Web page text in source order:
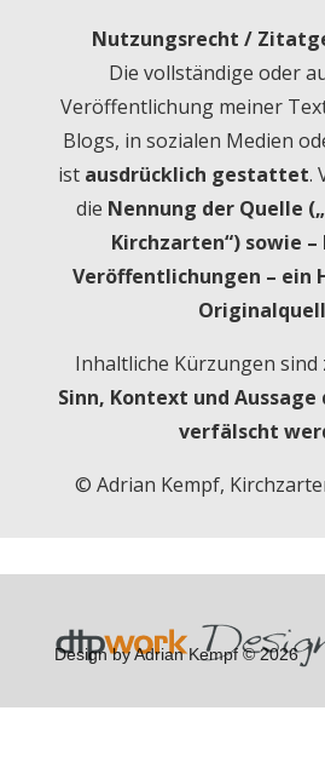
Nutzungsrecht /
Die vollständige oder
Veröffentlichung meiner
Blogs, in sozialen Medien
ist ausdrücklich gestattet.
die Nennung der Quelle
Kirchzarten“) sowie
Veröffentlichungen – ein
Inhaltliche Kürzungen sind
Sinn, Kontext und
verfälscht
© Adrian Kempf,
Design by Adrian Kempf © 2026